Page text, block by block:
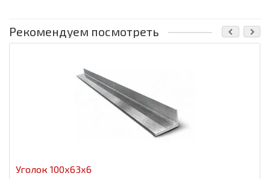
Рекомендуем посмотреть
Уголок 100x63x6